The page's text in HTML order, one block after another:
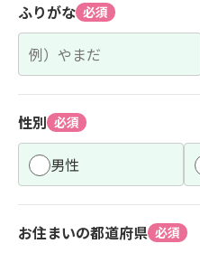
ふりがな 必須
性別 必須
男性
お住まいの都道府県 必須